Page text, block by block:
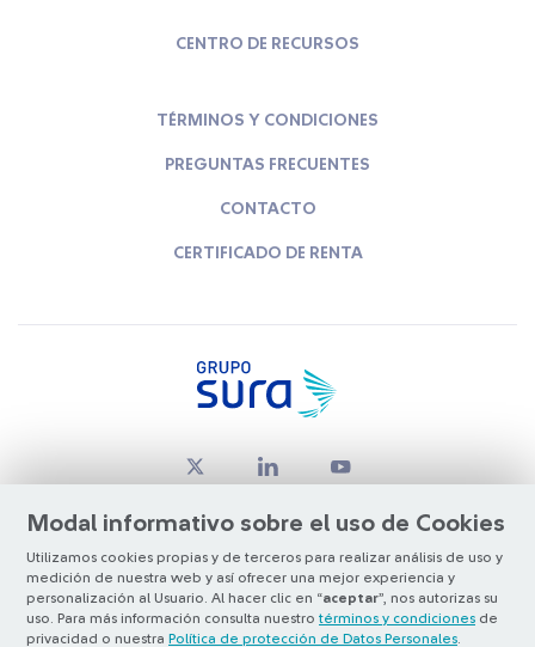
Modal informativo sobre el uso de Cookies
Utilizamos cookies propias y de terceros para realizar análisis de uso y
medición de nuestra web y así ofrecer una mejor experiencia y
personalización al Usuario. Al hacer clic en “aceptar”, nos autorizas su
uso. Para más información consulta nuestro términos y condiciones de
privacidad o nuestra Política de protección de Datos Personales
CENTRO DE RECURSOS
TÉRMINOS Y CONDICIONES
PREGUNTAS FRECUENTES
CONTACTO
CERTIFICADO DE RENTA
© Copyright Grupo SURA 2026